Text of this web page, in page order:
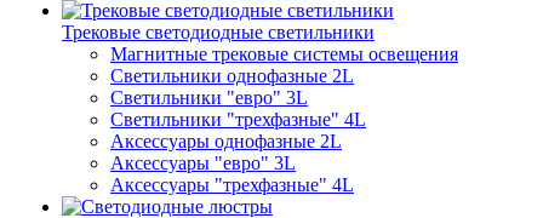
Трековые светодиодные светильники
Магнитные трековые системы освещения
Светильники однофазные 2L
Светильники "евро" 3L
Светильники "трехфазные" 4L
Аксессуары однофазные 2L
Аксессуары "евро" 3L
Аксессуары "трехфазные" 4L